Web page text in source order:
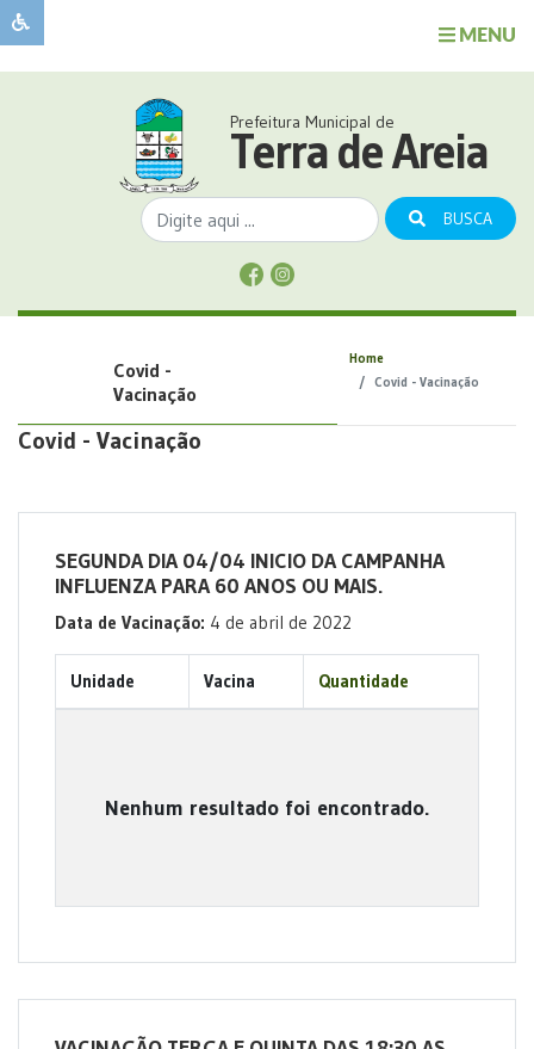
MENU
Sobre
Sobre
Prefeitura Municipal de
Terra de Areia
BUSCA
Covid -
Vacinação
Home
Covid - Vacinação
Covid - Vacinação
SEGUNDA DIA 04/04 INICIO DA CAMPANHA
INFLUENZA PARA 60 ANOS OU MAIS.
Data de Vacinação: 4 de abril de 2022
Unidade Vacina Quantidade
Nenhum resultado foi encontrado.